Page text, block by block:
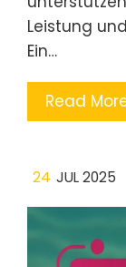
Leistung
Ein…
Read
24 JUL 2025